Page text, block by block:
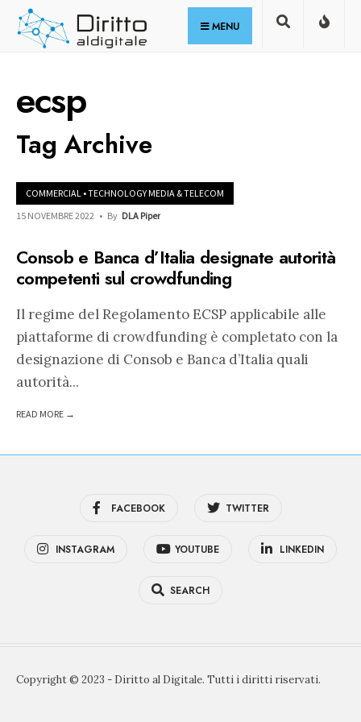
Skip
MENU
ecsp
Tag Archive
COMMERCIAL •TECHNOLOGY MEDIA & TELECOM
15 NOVEMBRE 2022 • By DLA Piper
Consob e Banca d’Italia designate autorità
competenti sul crowdfunding
Il regime del Regolamento ECSP applicabile alle
piattaforme di crowdfunding è completato con la
designazione di Consob e Banca d’Italia quali
autorità...
READ MORE →
FACEBOOK TWITTER
INSTAGRAM YOUTUBE LINKEDIN
SEARCH
Copyright © 2023 - Diritto al Digitale. Tutti i diritti riservati.